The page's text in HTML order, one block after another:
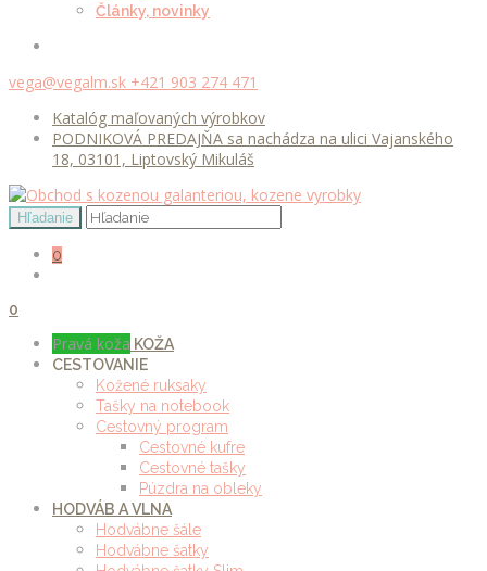
Články, novinky
vega@vegalm.sk +421 903 274 471
Katalóg maľovaných výrobkov
PODNIKOVÁ PREDAJŇA sa nachádza na ulici Vajanského
18, 03101, Liptovský Mikuláš
0
0
Pravá koža KOŽA
CESTOVANIE
Kožené ruksaky
Tašky na notebook
Cestovný program
Cestovné kufre
Cestovné tašky
Púzdra na obleky
HODVÁB A VLNA
Hodvábne šále
Hodvábne šatky